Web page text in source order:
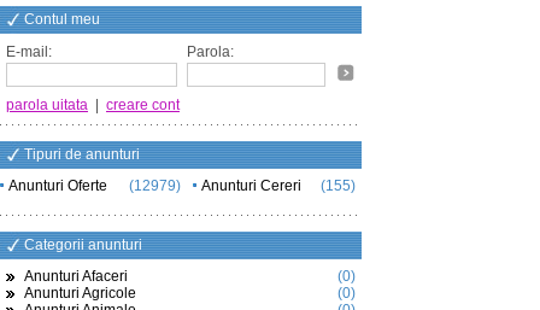
Contul meu
E-mail:
Parola:
parola uitata creare cont
Tipuri de anunturi
Anunturi Oferte
(12979) Anunturi Cereri (155)
Categorii anunturi
Anunturi Afaceri
(0)
Anunturi Agricole
(0)